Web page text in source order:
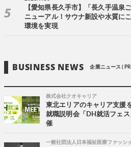
【愛知県長久手市】「長久手温泉
ニューアル！サウナ新設や水質に
環境を実現
BUSINESS NEWS 企業ニュース (
株式会社クオキャリア
東北エリアのキャリア支援
就職説明会「DH就活フェ
催
一般社団法人日本福祉医療ファッシ